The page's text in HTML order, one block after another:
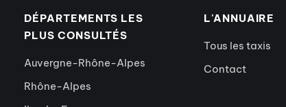
DÉPARTEMENTS LES
PLUS CONSULTÉS
Auvergne-Rhône-Alpes
Rhône-Alpes
L'ANNUAIRE
Tous les taxis
Contact